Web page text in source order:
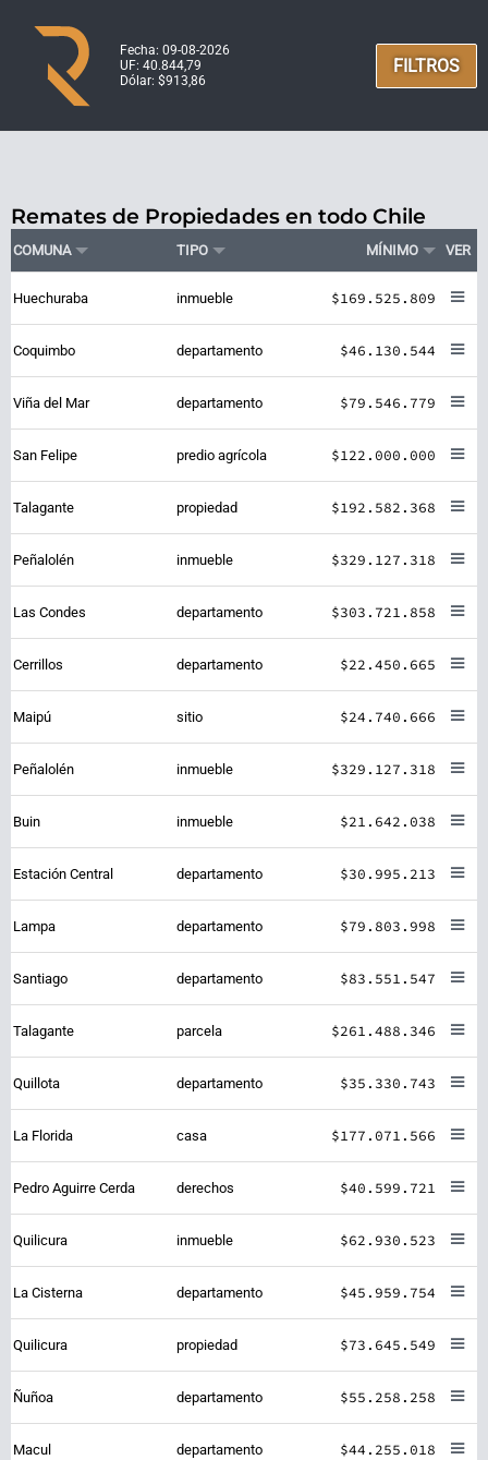
Fecha: 09-08-2026
UF: 40.844,79
Dólar: $913,86
FILTROS
Remates de Propiedades en todo Chile
COMUNA TIPO MÍNIMO VER
Huechuraba inmueble $169.525.809
Coquimbo departamento $46.130.544
Viña del Mar departamento $79.546.779
San Felipe predio agrícola $122.000.000
Talagante propiedad $192.582.368
Peñalolén inmueble $329.127.318
Las Condes departamento $303.721.858
Cerrillos departamento $22.450.665
Maipú sitio $24.740.666
Peñalolén inmueble $329.127.318
Buin inmueble $21.642.038
Estación Central departamento $30.995.213
Lampa departamento $79.803.998
Santiago departamento $83.551.547
Talagante parcela $261.488.346
Quillota departamento $35.330.743
La Florida casa $177.071.566
Pedro Aguirre Cerda derechos $40.599.721
Quilicura inmueble $62.930.523
La Cisterna departamento $45.959.754
Quilicura propiedad $73.645.549
Ñuñoa departamento $55.258.258
Macul departamento $44.255.018